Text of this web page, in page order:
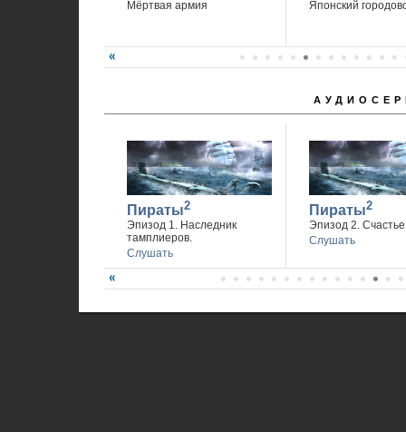
Мёртвая армия Японский
Пираты2
Эпизод 1. Наследник
тамплиеров.
Слушать
Пираты2
Эпизод 2. Счастье
Слушать